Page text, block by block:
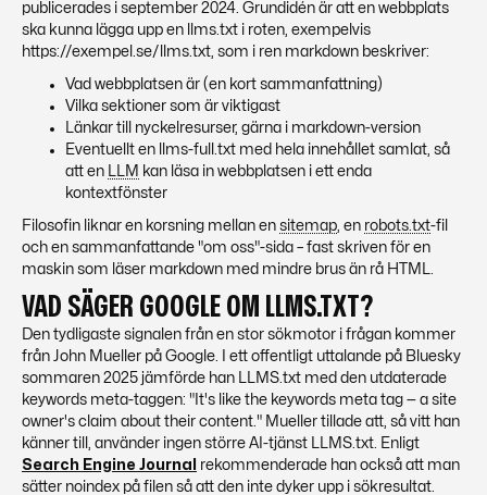
publicerades i september 2024. Grundidén är att en webbplats
ska kunna lägga upp en llms.txt i roten, exempelvis
https://exempel.se/llms.txt, som i ren markdown beskriver:
Vad webbplatsen är (en kort sammanfattning)
Vilka sektioner som är viktigast
Länkar till nyckelresurser, gärna i markdown-version
Eventuellt en llms-full.txt med hela innehållet samlat, så
att en
LLM kan läsa in webbplatsen i ett enda
kontextfönster
Filosofin liknar en korsning mellan en sitemap , en robots.txt-fil
och en sammanfattande "om oss"-sida – fast skriven för en
maskin som läser markdown med mindre brus än rå HTML.
VAD SÄGER GOOGLE OM LLMS.TXT?
Den tydligaste signalen från en stor sökmotor i frågan kommer
från John Mueller på Google. I ett offentligt uttalande på Bluesky
sommaren 2025 jämförde han LLMS.txt med den utdaterade
keywords meta-taggen: "It's like the keywords meta tag — a site
owner's claim about their content." Mueller tillade att, så vitt han
känner till, använder ingen större AI-tjänst LLMS.txt. Enligt
Search Engine Journal
rekommenderade han också att man
sätter noindex på filen så att den inte dyker upp i sökresultat.